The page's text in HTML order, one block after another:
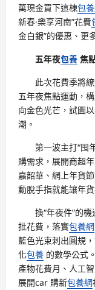
萬現金買下這棟包
新春·樂享河南”花費
金白銀”的優惠、更
五年夜包養 焦
此次花費季將
五年夜焦點運動，
向金色光芒，試圖
潮。
第一波主打“囤
購需求，展開商超
嘉韶華、網上年貨
動脫手指就能讓年貨
換“年夜件”的
批花費，落實包養網
藍色光束刺出圓規
化包養 的數學公式
產物花費月、人工
展開car 購新包養網